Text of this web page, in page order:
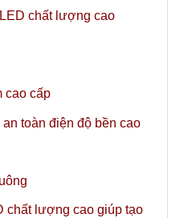
chất lượng cao
cao cấp
toàn điện độ bền cao
chất lượng cao giúp tạo